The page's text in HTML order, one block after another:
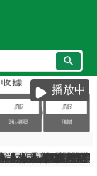
搜
尋
播放中
務所
照表（115年7
出境未滿2年，
電話語音或簡訊
戶籍登記服務已
列原住民族文字
，委託他人辦理
婚拍照背板介紹
依居住事實辦理
申辦服務再升級
徙小心觸法
戶政事務所提供
政規費收據查詢
當事人死亡不得
本所服務時間
國民身分證網
遷戶口要到